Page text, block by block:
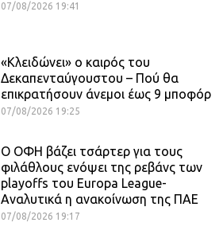
07/08/2026 19:41
«Κλειδώνει» ο καιρός του
Δεκαπενταύγουστου – Πού θα
επικρατήσουν άνεμοι έως 9 μποφόρ
07/08/2026 19:25
Ο ΟΦΗ βάζει τσάρτερ για τους
φιλάθλους ενόψει της ρεβάνς των
playoffs του Europa League-
Αναλυτικά η ανακοίνωση της ΠΑΕ
07/08/2026 19:17